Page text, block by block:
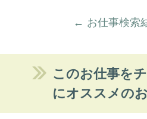
← お仕事検索
このお仕事を
にオススメの